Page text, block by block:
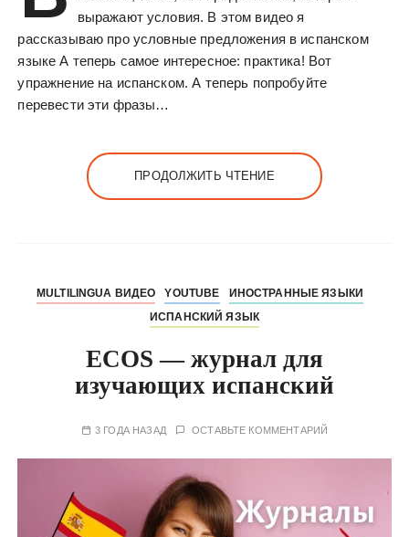
выражают условия. В этом видео я
рассказываю про условные предложения в испанском
языке А теперь самое интересное: практика! Вот
упражнение на испанском. А теперь попробуйте
перевести эти фразы…
ПРОДОЛЖИТЬ ЧТЕНИЕ
MULTILINGUA ВИДЕО YOUTUBE
ИНОСТРАННЫЕ ЯЗЫКИ
ИСПАНСКИЙ ЯЗЫК
ECOS — журнал для
изучающих испанский
3 ГОДА НАЗАД ОСТАВЬТЕ КОММЕНТАРИЙ